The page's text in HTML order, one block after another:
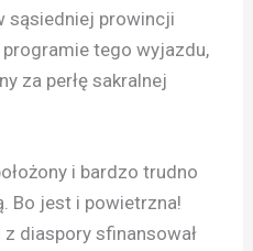
sąsiedniej prowincji
programie tego wyjazdu,
za perłę sakralnej
i bardzo trudno
Bo jest i powietrzna!
diaspory sfinansował